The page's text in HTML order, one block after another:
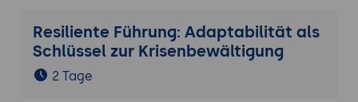
Resiliente Führung: Adaptabilität als
Schlüssel zur Krisenbewältigung
2 Tage